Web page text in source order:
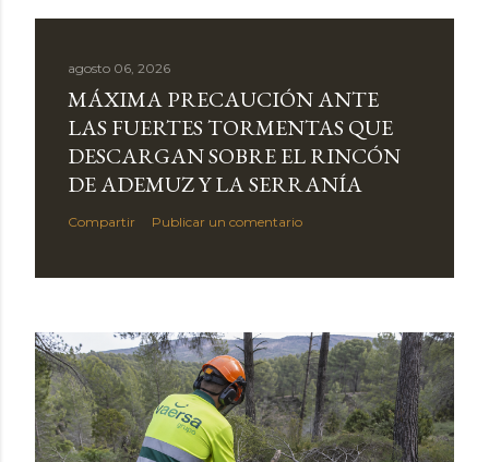
agosto 06, 2026
MÁXIMA PRECAUCIÓN ANTE
LAS FUERTES TORMENTAS QUE
DESCARGAN SOBRE EL RINCÓN
DE ADEMUZ Y LA SERRANÍA
Compartir Publicar un comentario